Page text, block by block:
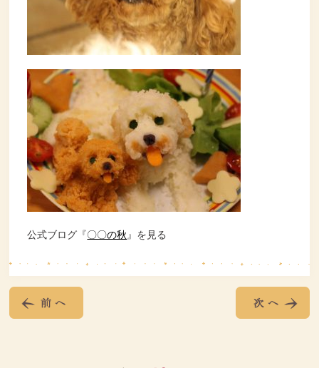
公式ブログ『〇〇の秋 』を見る